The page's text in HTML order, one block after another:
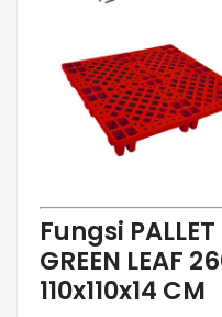
Fungsi
GREEN LEAF
110x110x14 CM